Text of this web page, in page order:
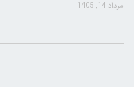
مرداد 14, 1405